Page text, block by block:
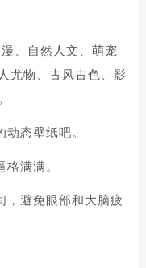
、自然人文、萌宠
尤物、古风古色、影
动态壁纸吧。
格满满。
，避免眼部和大脑疲